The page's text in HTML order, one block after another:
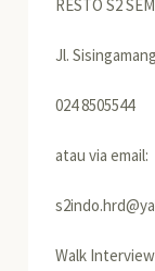
RESTO S2
Jl.
024 8505544
atau via email:
Walk Interview